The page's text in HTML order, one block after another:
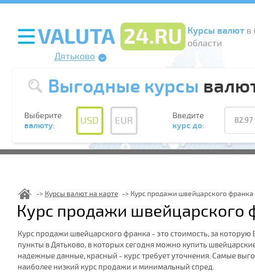
Курсы валютв
области
Дятьково
Выгодные курсы
Выберите
валюту: USD EUR
Введите
курс до:
Курсы валют на карте Курс продажи швейцарского
Курс продажи швейцарского
Курс продажи швейцарского франка - это стоимость, за
пункты в Дятьково, в которых сегодня можно купить
надежные данные, красный - курс требует уточнения. Самые
наиболее низкий курс продажи и минимальный спред.